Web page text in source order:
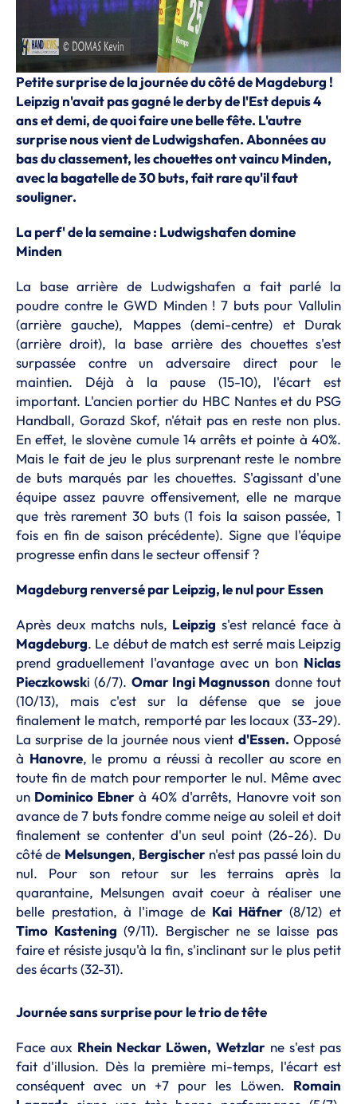
Petite surprise de la journée du côté de Magdeburg !
Leipzig n'avait pas gagné le derby de l'Est depuis 4
ans et demi, de quoi faire une belle fête. L'autre
surprise nous vient de Ludwigshafen. Abonnées au
bas du classement, les chouettes ont vaincu Minden,
avec la bagatelle de 30 buts, fait rare qu'il faut
souligner.
La perf' de la semaine : Ludwigshafen domine
Minden
La base arrière de Ludwigshafen a fait parlé la
poudre contre le GWD Minden ! 7 buts pour Vallulin
(arrière gauche), Mappes (demi-centre) et Durak
(arrière droit), la base arrière des chouettes s'est
surpassée contre un adversaire direct pour le
maintien. Déjà à la pause (15-10), l'écart est
important. L'ancien portier du HBC Nantes et du PSG
Handball, Gorazd Skof, n'était pas en reste non plus.
En effet, le slovène cumule 14 arrêts et pointe à 40%.
Mais le fait de jeu le plus surprenant reste le nombre
de buts marqués par les chouettes. S'agissant d'une
équipe assez pauvre offensivement, elle ne marque
que très rarement 30 buts (1 fois la saison passée, 1
fois en fin de saison précédente). Signe que l'équipe
progresse enfin dans le secteur offensif ?
Magdeburg renversé par Leipzig, le nul pour Essen
Après deux matchs nuls, Leipzig s'est relancé face à
Magdeburg. Le début de match est serré mais Leipzig
prend graduellement l'avantage avec un bon Niclas
Pieczkowski (6/7). Omar Ingi Magnusson donne tout
(10/13), mais c'est sur la défense que se joue
finalement le match, remporté par les locaux (33-29).
La surprise de la journée nous vient d'Essen. Opposé
à Hanovre, le promu a réussi à recoller au score en
toute fin de match pour remporter le nul. Même avec
un Dominico Ebnerà 40% d'arrêts, Hanovre voit son
avance de 7 buts fondre comme neige au soleil et doit
finalement se contenter d'un seul point (26-26). Du
côté de Melsungen, Bergischern'est pas passé loin du
nul. Pour son retour sur les terrains après la
quarantaine, Melsungen avait coeur à réaliser une
belle prestation, à l'image de Kai Häfner(8/12) et
Timo Kastening (9/11). Bergischer ne se laisse pas
faire et résiste jusqu'à la fin, s'inclinant sur le plus petit
des écarts (32-31).
Journée sans surprise pour le trio de tête
Face aux Rhein Neckar Löwen, Wetzlar ne s'est pas
fait d'illusion. Dès la première mi-temps, l'écart est
conséquent avec un +7 pour les Löwen. Romain